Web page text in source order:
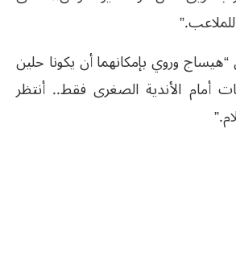
وروي بإمكانهما أن يكونا حلين
أمام الأندية الصغرى فقط.. أنتظر